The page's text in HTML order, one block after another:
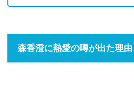
森香澄に熱愛の噂が出た理由